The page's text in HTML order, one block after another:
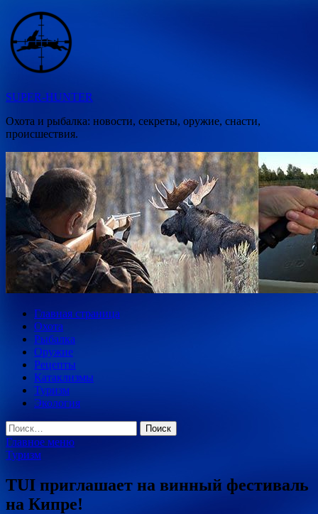
Перейти
содержимому
SUPER-HUNTER
Охота и рыбалка: новости, секреты, оружие, снасти,
происшествия.
Главная страница
Охота
Рыбалка
Оружие
Рецепты
Катаклизмы
Туризм
Экология
Найти:
Главное меню
Туризм
TUI приглашает на винный фестиваль
на Кипре!